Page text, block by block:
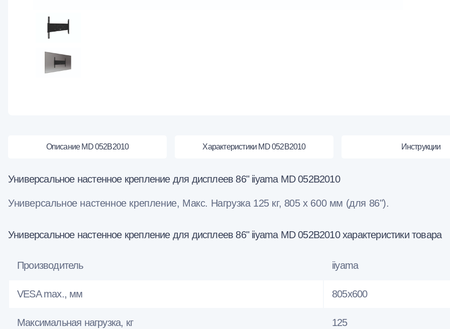
Описание MD 052B2010 Характеристики MD 052B2010 Инструкции
Универсальное настенное крепление для дисплеев 86" iiyama MD 052B2010
Универсальное настенное крепление, Макс. Нагрузка 125 кг, 805 х 600 мм (для 86").
Универсальное настенное крепление для дисплеев 86" iiyama MD 052B2010 характеристики товара
Производитель iiyama
VESA max., мм 805х600
Максимальная нагрузка, кг 125